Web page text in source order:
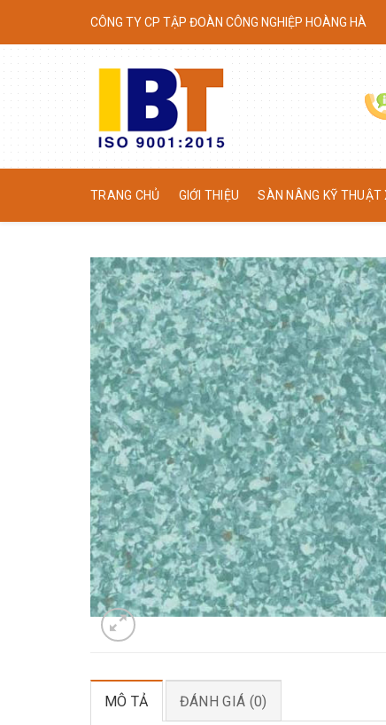
content
CÔNG TY CP TẬP ĐOÀN CÔNG NGHIỆP HOÀNG HÀ
TRANG CHỦ GIỚI THIỆU SÀN NÂNG KỸ THUẬT
MÔ TẢ ĐÁNH GIÁ (0)